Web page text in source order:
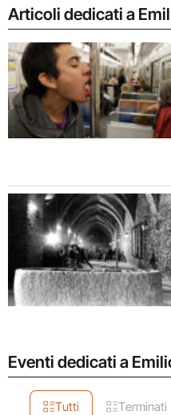
Articoli dedicati a
Eventi dedicati a
Tutti Terminati